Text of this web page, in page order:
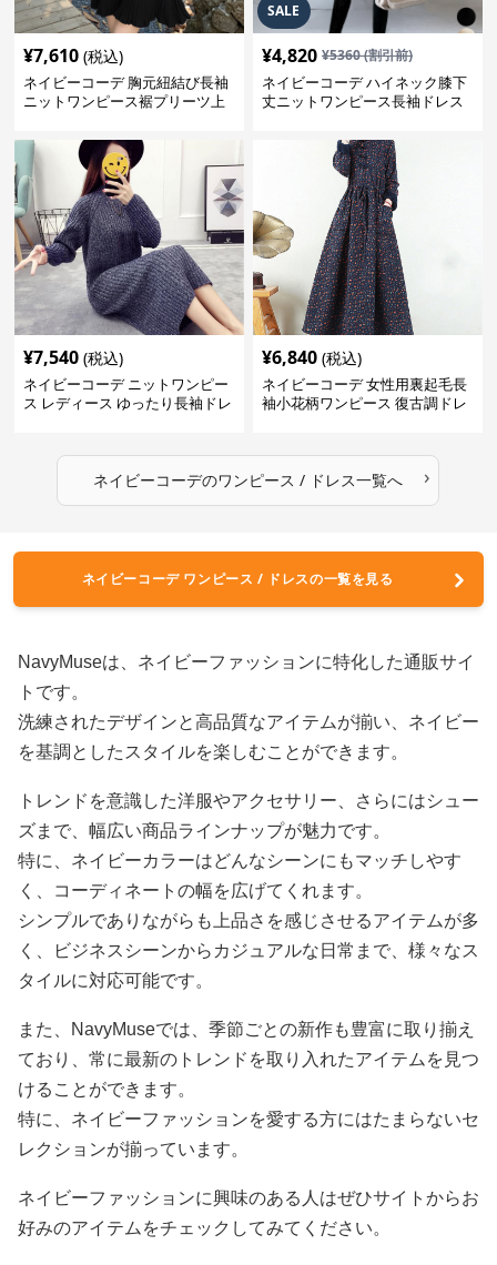
¥7,610 (税込)
ネイビーコーデ 胸元紐結び長袖
ニットワンピース裾プリーツ上
SALE
¥4,820 ¥5360(割引前)
ネイビーコーデ ハイネック膝下
丈ニットワンピース長袖ドレス
¥7,540 (税込)
ネイビーコーデ ニットワンピー
ス レディース ゆったり長袖ドレ
¥6,840 (税込)
ネイビーコーデ 女性用裏起毛長
袖小花柄ワンピース 復古調ドレ
ネイビーコーデのワンピース / ドレス一覧へ ›
ネイビーコーデ ワンピース / ドレスの一覧を見る
NavyMuseは、ネイビーファッションに特化した通販サイ
トです。
洗練されたデザインと高品質なアイテムが揃い、ネイビー
を基調としたスタイルを楽しむことができます。
トレンドを意識した洋服やアクセサリー、さらにはシュー
ズまで、幅広い商品ラインナップが魅力です。
特に、ネイビーカラーはどんなシーンにもマッチしやす
く、コーディネートの幅を広げてくれます。
シンプルでありながらも上品さを感じさせるアイテムが多
く、ビジネスシーンからカジュアルな日常まで、様々なス
タイルに対応可能です。
また、NavyMuseでは、季節ごとの新作も豊富に取り揃え
ており、常に最新のトレンドを取り入れたアイテムを見つ
けることができます。
特に、ネイビーファッションを愛する方にはたまらないセ
レクションが揃っています。
ネイビーファッションに興味のある人はぜひサイトからお
好みのアイテムをチェックしてみてください。